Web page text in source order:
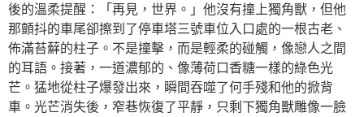
後的溫柔提醒：「再見，世界。」他沒有撞上獨角獸，但他
那顫抖的車尾卻擦到了停車塔三號車位入口處的一根古老、
佈滿苔蘚的柱子。不是撞擊，而是輕柔的碰觸，像戀人之間
的耳語。接著，一道濃郁的、像薄荷口香糖一樣的綠色光
芒。猛地從柱子爆發出來，瞬間吞噬了何手殘和他的掀背
車。光芒消失後，窄巷恢復了平靜，只剩下獨角獸雕像一臉